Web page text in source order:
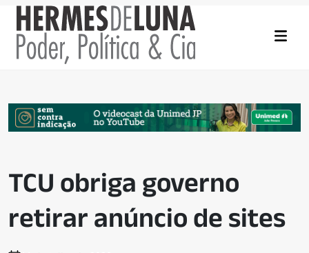
TCU obriga governo
retirar anúncio de sites